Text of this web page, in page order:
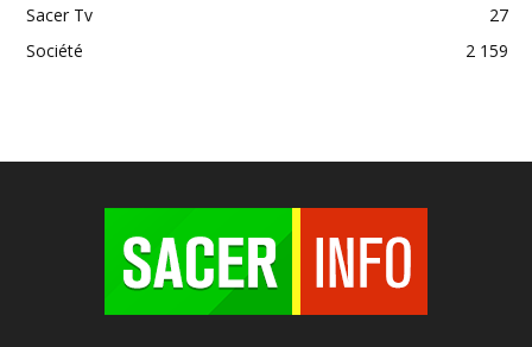
Sacer Tv
27
Société
2 159